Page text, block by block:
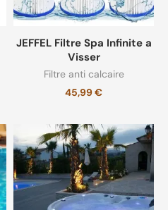
JEFFEL Filtre Spa Infinite a
Visser
Filtre anti calcaire
45,99€